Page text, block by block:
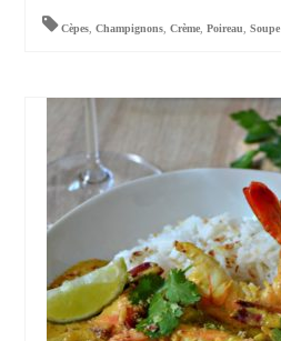
Cèpes,Champignons,Crème,Poireau,Soupe